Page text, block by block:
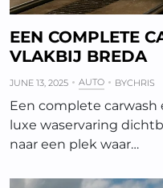
EEN COMPLETE
VLAKBIJ BREDA
JUNE 13, 2025 AUTO BYCHRIS
Een complete carwash
luxe waservaring
naar een plek waar…